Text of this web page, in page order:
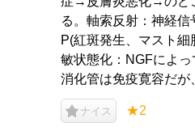
る。軸索反射：神経
P(紅斑発生、マスト
敏状態化：NGFによっ
消化管は免疫寛容だが
ナイス ★2